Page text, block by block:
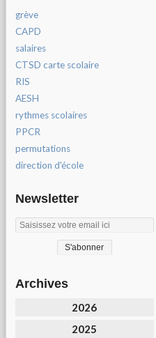
grève
CAPD
salaires
CTSD carte scolaire
RIS
AESH
rythmes scolaires
PPCR
permutations
direction d'école
Newsletter
Archives
2026
2025